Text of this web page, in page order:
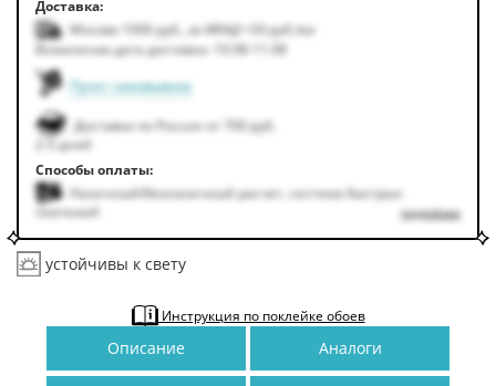
Доставка:
Москва 1000руб. за МКАД +50руб. /км
Возможная дата доставки: 10.08-11.08
Пункт самовывоза
Доставка по России от 700 руб.
2-5 дней
Способы оплаты:
Наличный/безналичный расчет, система быстрых
платежей
подробнее
устойчивы к свету
Инструкция по поклейке обоев
Описание Аналоги